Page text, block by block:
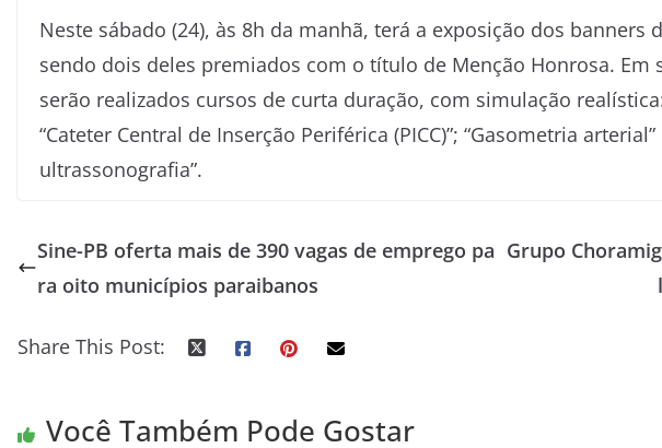
Neste sábado (24), às 8h da manhã, terá a exposição dos banners
sendo dois deles premiados com o título de Menção Honrosa. Em
serão realizados cursos de curta duração, com simulação
“Cateter Central de Inserção Periférica (PICC)”; “Gasometria
ultrassonografia”.
Sine-PB oferta mais de 390 vagas de emprego pa
ra oito municípios paraibanos
Grupo
Share This Post:
Você Também Pode Gostar